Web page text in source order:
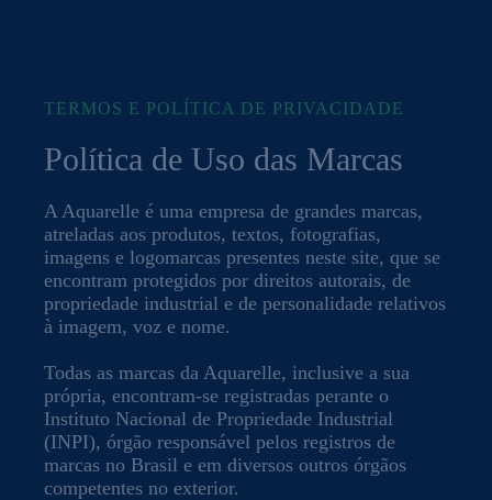
TERMOS E POLÍTICA DE PRIVACIDADE
Política de Uso das Marcas
A Aquarelle é uma empresa de grandes marcas,
atreladas aos produtos, textos, fotografias,
imagens e logomarcas presentes neste site, que se
encontram protegidos por direitos autorais, de
propriedade industrial e de personalidade relativos
à imagem, voz e nome.
Todas as marcas da Aquarelle, inclusive a sua
própria, encontram-se registradas perante o
Instituto Nacional de Propriedade Industrial
(INPI), órgão responsável pelos registros de
marcas no Brasil e em diversos outros órgãos
competentes no exterior.